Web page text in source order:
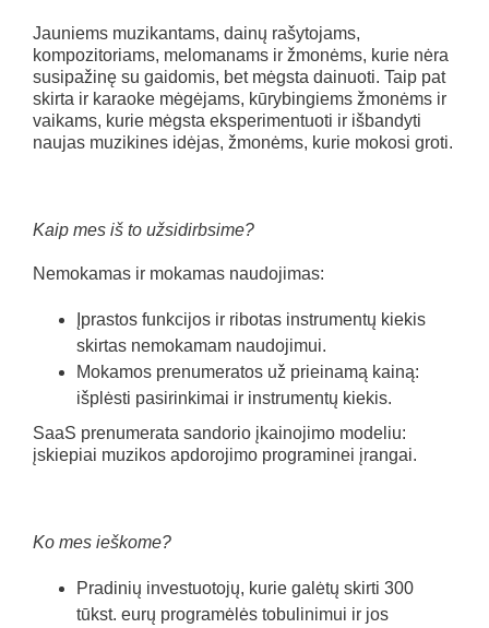
Jauniems muzikantams, dainų rašytojams,
kompozitoriams, melomanams ir žmonėms, kurie nėra
susipažinę su gaidomis, bet mėgsta dainuoti. Taip pat
skirta ir karaoke mėgėjams, kūrybingiems žmonėms ir
vaikams, kurie mėgsta eksperimentuoti ir išbandyti
naujas muzikines idėjas, žmonėms, kurie mokosi groti.
Kaip mes iš to užsidirbsime?
Nemokamas ir mokamas naudojimas:
Įprastos funkcijos ir ribotas instrumentų kiekis
skirtas nemokamam naudojimui.
Mokamos prenumeratos už prieinamą kainą:
išplėsti pasirinkimai ir instrumentų kiekis.
SaaS prenumerata sandorio įkainojimo modeliu:
įskiepiai muzikos apdorojimo programinei įrangai.
Ko mes ieškome?
Pradinių investuotojų, kurie galėtų skirti 300
tūkst. eurų programėlės tobulinimui ir jos